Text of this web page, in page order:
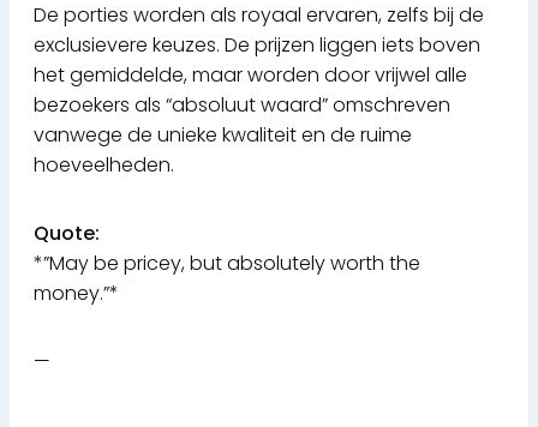
De porties worden als royaal ervaren, zelfs bij de
exclusievere keuzes. De prijzen liggen iets boven
het gemiddelde, maar worden door vrijwel alle
bezoekers als “absoluut waard” omschreven
vanwege de unieke kwaliteit en de ruime
hoeveelheden.
Quote:
*”May be pricey, but absolutely worth the
money.”*
—